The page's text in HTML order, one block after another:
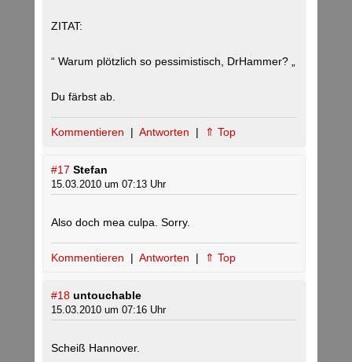
ZITAT:
“ Warum plötzlich so pessimistisch, DrHammer? „
Du färbst ab.
Kommentieren | Antworten | ⇑ Top
#17 Stefan
15.03.2010 um 07:13 Uhr
Also doch mea culpa. Sorry.
Kommentieren | Antworten | ⇑ Top
#18 untouchable
15.03.2010 um 07:16 Uhr
Scheiß Hannover.